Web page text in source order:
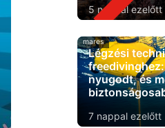
5 nappal ezelőtt
mares
Légzési
nyugodt, és
7 nappal ezelőtt